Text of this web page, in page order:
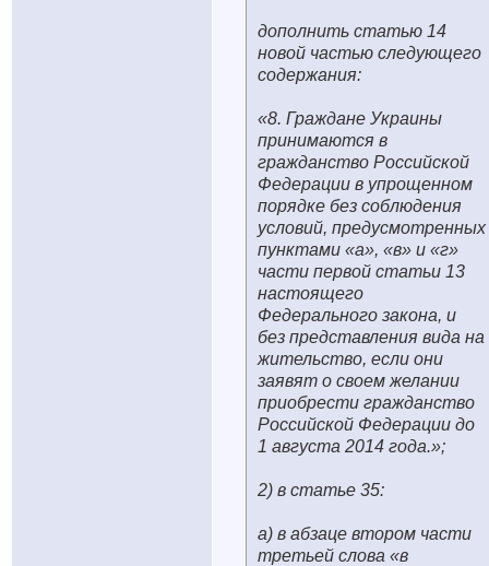
дополнить статью 14
новой частью следующего
содержания:
«8. Граждане Украины
принимаются в
гражданство Российской
Федерации в упрощенном
порядке без соблюдения
условий, предусмотренных
пунктами «а», «в» и «г»
части первой статьи 13
настоящего
Федерального закона, и
без представления вида на
жительство, если они
заявят о своем желании
приобрести гражданство
Российской Федерации до
1 августа 2014 года.»;
2) в статье 35:
а) в абзаце втором части
третьей слова «в